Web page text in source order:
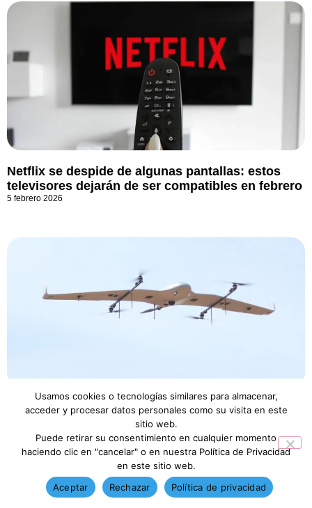
Netflix se despide de algunas pantallas: estos
televisores dejarán de ser compatibles en febrero
5 febrero 2026
Drones y Tecnología de Vigilancia Aérea: Ernesto
4 febrero 2026
Usamos cookies o tecnologías similares para almacenar,
acceder y procesar datos personales como su visita en este
sitio web.
Puede retirar su consentimiento en cualquier momento
haciendo clic en "cancelar" o en nuestra Política de Privacidad
en este sitio web.
Aceptar
Rechazar Política de privacidad